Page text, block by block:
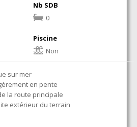
Nb SDB
0
Piscine
Non
sur mer
en pente
la route principale
extérieur du terrain